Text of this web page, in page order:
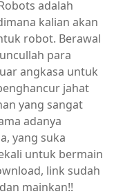
adalah
kalian akan
robot. Berawal
para
angkasa untuk
jahat
yang sangat
adanya
yang suka
untuk bermain
link sudah
mainkan!!